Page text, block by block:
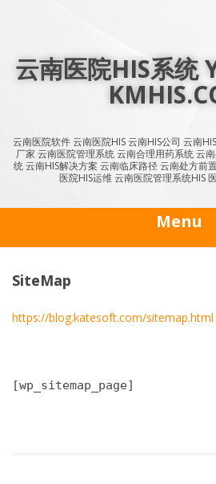
云南医院HIS系统
云南医院软件 云南医院HIS 云南HIS公司 云南
厂家 云南医院管理系统 云南合理用药系统 云
统 云南HIS解决方案 云南临床路径 云南处方前
医院HIS运维 云南医院管理系统HIS
Menu
SiteMap
https://blog.katesoft.com/sitemap.html
[wp_sitemap_page]